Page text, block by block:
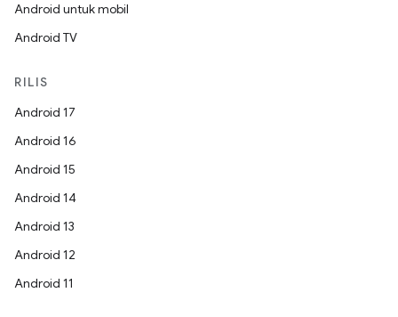
Android untuk mobil
Android TV
RILIS
Android 17
Android 16
Android 15
Android 14
Android 13
Android 12
Android 11